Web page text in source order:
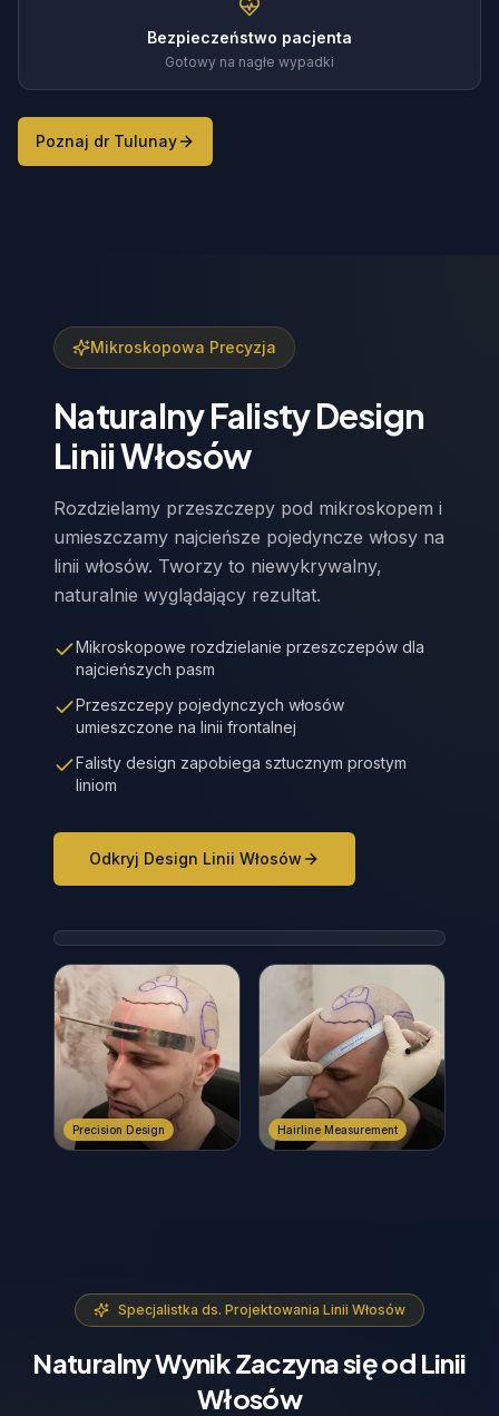
Bezpieczeństwo pacjenta
Gotowy na nagłe wypadki
Poznaj dr Tulunay
Mikroskopowa Precyzja
Naturalny Falisty Design
Linii Włosów
Rozdzielamy przeszczepy pod mikroskopem i
umieszczamy najcieńsze pojedyncze włosy na
linii włosów. Tworzy to niewykrywalny,
naturalnie wyglądający rezultat.
Mikroskopowe rozdzielanie przeszczepów dla
najcieńszych pasm
Przeszczepy pojedynczych włosów
umieszczone na linii frontalnej
Falisty design zapobiega sztucznym prostym
liniom
Odkryj Design Linii Włosów
Precision Design Hairline Measurement
Specjalistka ds. Projektowania Linii Włosów
Naturalny Wynik Zaczyna się od Linii
Włosów